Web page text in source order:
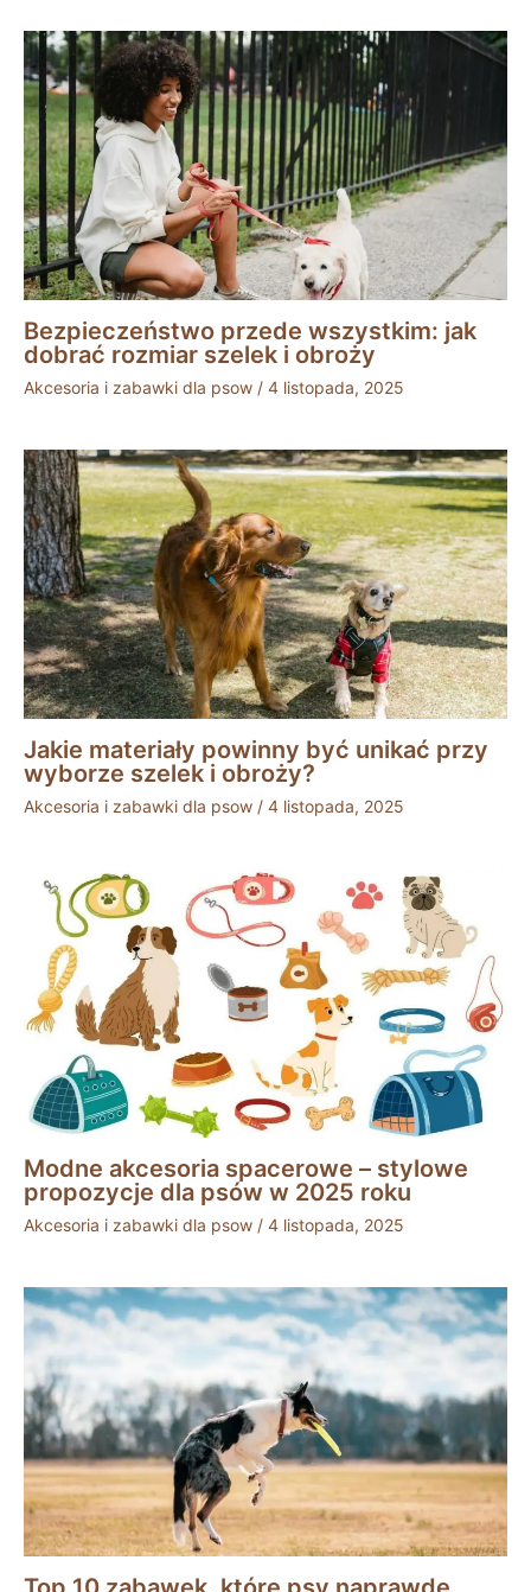
Bezpieczeństwo przede wszystkim: jak
dobrać rozmiar szelek i obroży
Akcesoria i zabawki dla psow / 4 listopada, 2025
Jakie materiały powinny być unikać przy
wyborze szelek i obroży?
Akcesoria i zabawki dla psow / 4 listopada, 2025
Modne akcesoria spacerowe – stylowe
propozycje dla psów w 2025 roku
Akcesoria i zabawki dla psow / 4 listopada, 2025